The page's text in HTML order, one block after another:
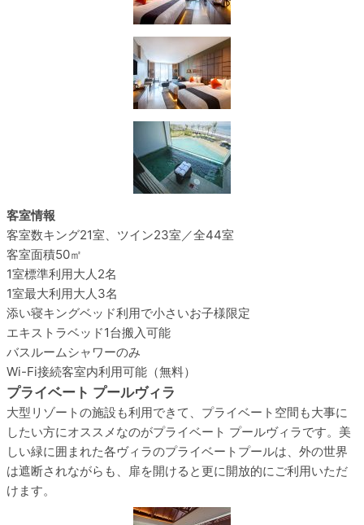
客室情報
客室数キング21室、ツイン23室／全44室
客室面積50㎡
1室標準利用大人2名
1室最大利用大人3名
添い寝キングベッド利用で小さいお子様限定
エキストラベッド1台搬入可能
バスルームシャワーのみ
Wi-Fi接続客室内利用可能（無料）
プライベート プールヴィラ
大型リゾートの施設も利用できて、プライベート空間も大事に
したい方にオススメなのがプライベート プールヴィラです。美
しい緑に囲まれた各ヴィラのプライベートプールは、外の世界
は遮断されながらも、扉を開けると更に開放的にご利用いただ
けます。